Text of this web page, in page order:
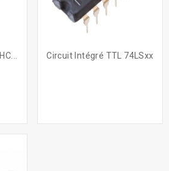
Circuit Intégré TTL 74LSxx